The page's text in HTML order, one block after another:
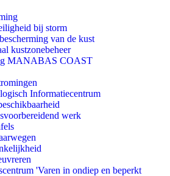
bij storm
van de kust
kustzonebeheer
MANABAS COAST
Informatiecentrum
werk
'Varen in ondiep en beperkt